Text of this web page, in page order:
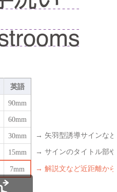
英語
90mm
60mm
30mm → 矢羽型誘導サインな
15mm → サインのタイトル部
7mm → 解説文など近距離か